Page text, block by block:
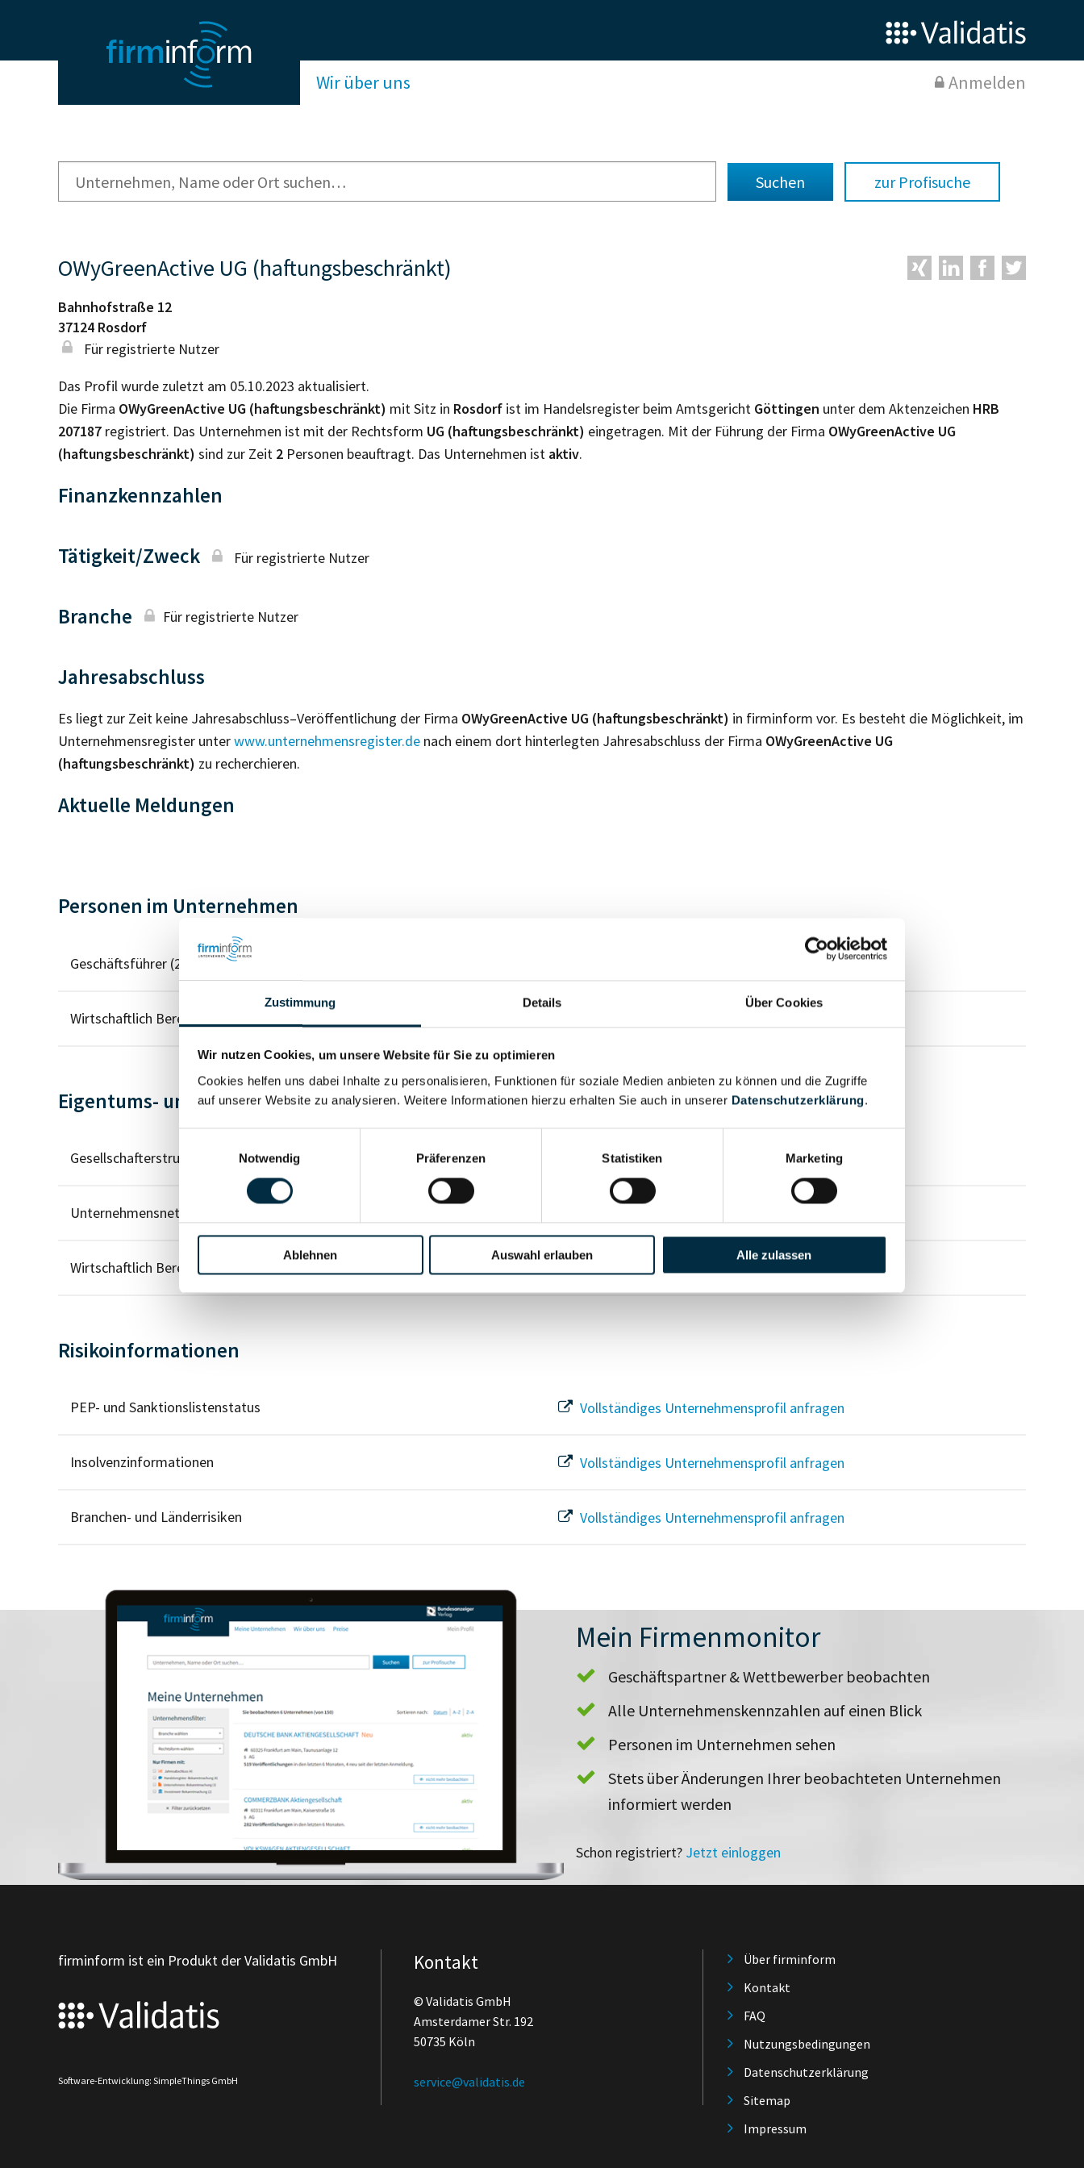
Zustimmung Details Über Cookies
Wir nutzen Cookies, um unsere Website für Sie zu optimieren
Cookies helfen uns dabei Inhalte zu personalisieren, Funktionen für soziale Medien anbieten zu können und die Zugriffe
auf unserer Website zu analysieren. Weitere Informationen hierzu erhalten Sie auch in unserer Datenschutzerklärung.
Notwendig
Präferenzen Statistiken Marketing
Ablehnen Auswahl erlauben Alle zulassen
Wir über uns Anmelden
zur Profisuche
OWyGreenActive UG (haftungsbeschränkt)
Bahnhofstraße 12
37124 Rosdorf
Für registrierte Nutzer
Das Profil wurde zuletzt am 05.10.2023 aktualisiert.
Die Firma OWyGreenActive UG (haftungsbeschränkt) mit Sitz in Rosdorf ist im Handelsregister beim Amtsgericht Göttingen unter dem Aktenzeichen HRB
207187 registriert. Das Unternehmen ist mit der Rechtsform UG (haftungsbeschränkt) eingetragen. Mit der Führung der Firma OWyGreenActive UG
(haftungsbeschränkt) sind zur Zeit 2 Personen beauftragt. Das Unternehmen ist aktiv.
Finanzkennzahlen
Tätigkeit/Zweck Für registrierte Nutzer
Branche Für registrierte Nutzer
Jahresabschluss
Es liegt zur Zeit keine Jahresabschluss–Veröffentlichung der Firma OWyGreenActive UG (haftungsbeschränkt) in firminform vor. Es besteht die Möglichkeit, im
Unternehmensregister unterwww.unternehmensregister.de nach einem dort hinterlegten Jahresabschluss der Firma OWyGreenActive UG
(haftungsbeschränkt) zu recherchieren.
Aktuelle Meldungen
Personen im Unternehmen
Geschäftsführer (2)
Wirtschaftlich Berechtigter
Eigentums- und Kontrollstruktur
Gesellschafterstruktur Vollständiges Unternehmensprofil anfragen
Unternehmensnetzwerk
Wirtschaftlich Berechtigten Pfad Vollständiges Unternehmensprofil anfragen
Risikoinformationen
PEP- und Sanktionslistenstatus Vollständiges Unternehmensprofil anfragen
Insolvenzinformationen Vollständiges Unternehmensprofil anfragen
Branchen- und Länderrisiken Vollständiges Unternehmensprofil anfragen
Mein Firmenmonitor
Geschäftspartner & Wettbewerber beobachten
Alle Unternehmenskennzahlen auf einen Blick
Personen im Unternehmen sehen
Stets über Änderungen Ihrer beobachteten Unternehmen
informiert werden
Schon registriert? Jetzt einloggen
firminform ist ein Produkt der Validatis GmbH
Software-Entwicklung: SimpleThings GmbH
Kontakt
© Validatis GmbH
Amsterdamer Str. 192
50735 Köln
service@validatis.de
Über firminform
Kontakt
FAQ
Nutzungsbedingungen
Datenschutzerklärung
Sitemap
Impressum